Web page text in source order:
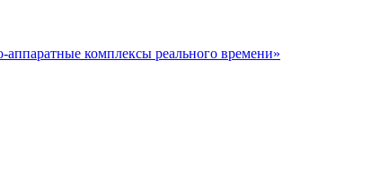
комплексы реального времени»